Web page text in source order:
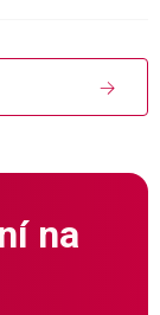
na